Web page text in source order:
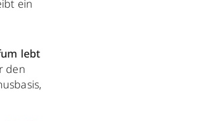
ein
lebt
den